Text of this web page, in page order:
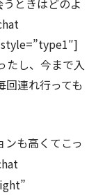
たし、今まで入
回連れ行っても
も高くてこっ